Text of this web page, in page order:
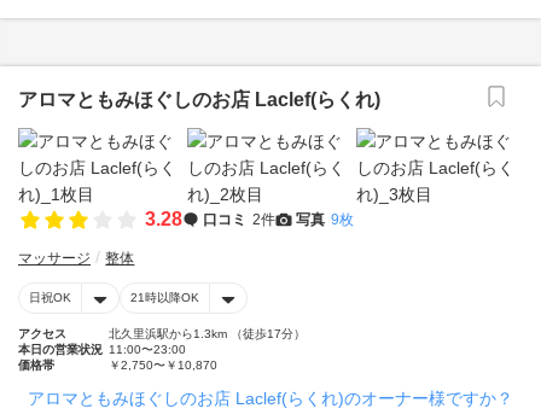
アロマともみほぐしのお店 Laclef(らくれ)
3.28 口コミ 2件 写真 9枚
マッサージ 整体
日祝OK 21時以降OK
アクセス
北久里浜駅から1.3km （徒歩17分）
本日の営業状況 11:00〜23:00
価格帯
￥2,750〜￥10,870
アロマともみほぐしのお店 Laclef(らくれ)のオーナー様ですか？